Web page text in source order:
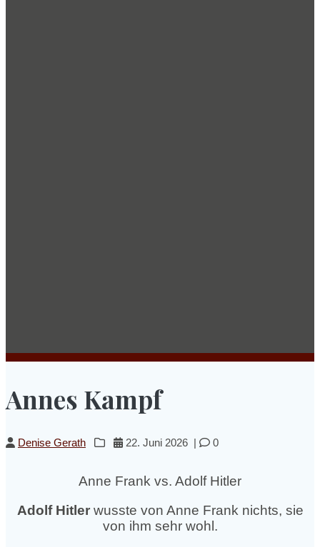
Annes Kampf
Denise Gerath 22. Juni 2026 0
Anne Frank vs. Adolf Hitler
Adolf Hitlerwusste von Anne Frank nichts, sie
von ihm sehr wohl.